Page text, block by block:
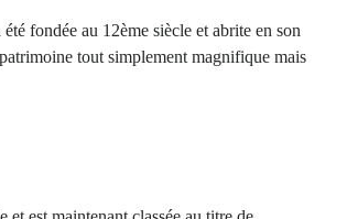
été fondée au 12ème siècle et abrite en son
tout simplement magnifique mais